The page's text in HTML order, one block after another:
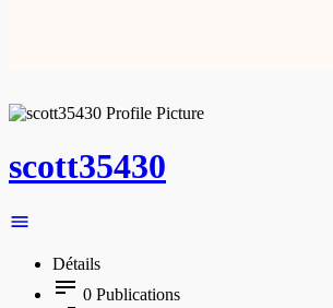
scott35430
Détails
0 Publications